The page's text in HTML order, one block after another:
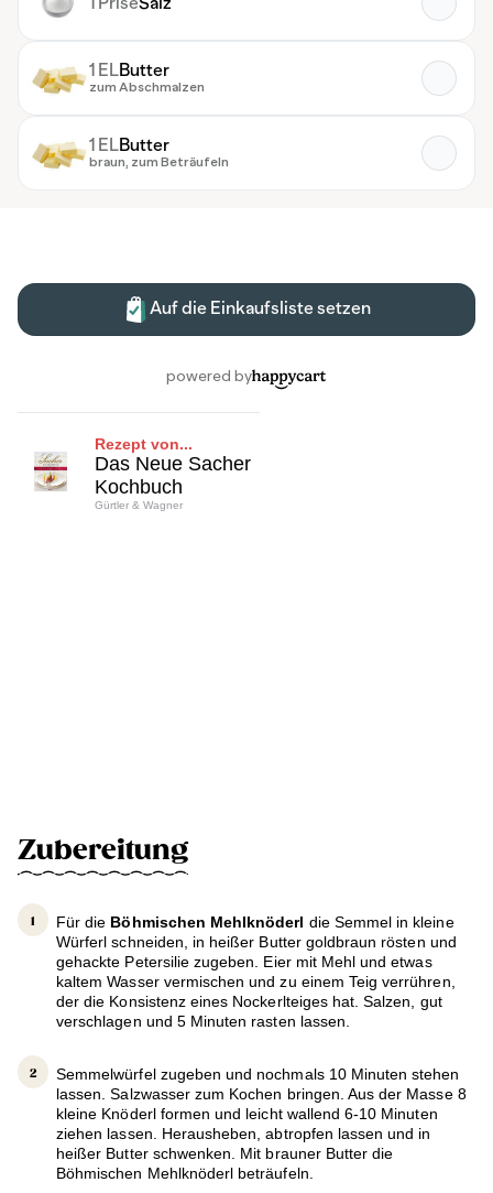
Rezept von...
Das Neue Sacher
Kochbuch
Gürtler & Wagner
Zubereitung
Für die Böhmischen Mehlknöderl die Semmel in kleine
Würferl schneiden, in heißer Butter goldbraun rösten und
gehackte Petersilie zugeben. Eier mit Mehl und etwas
kaltem Wasser vermischen und zu einem Teig verrühren,
der die Konsistenz eines Nockerlteiges hat. Salzen, gut
verschlagen und 5 Minuten rasten lassen.
Semmelwürfel zugeben und nochmals 10 Minuten stehen
lassen. Salzwasser zum Kochen bringen. Aus der Masse 8
kleine Knöderl formen und leicht wallend 6-10 Minuten
ziehen lassen. Herausheben, abtropfen lassen und in
heißer Butter schwenken. Mit brauner Butter die
Böhmischen Mehlknöderl beträufeln.